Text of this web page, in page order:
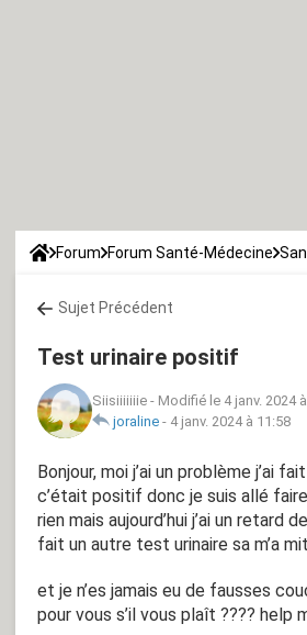
Forum Forum Santé-Médecine
Sujet Précédent
Test urinaire positif
Siisiiiiiiie - Modifié le 4 janv. 2024
joraline - 4 janv. 2024 à 11:58
Bonjour, moi j’ai un problème j’ai
c’était positif donc je suis allé
rien mais aujourd’hui j’ai un
fait un autre test urinaire sa m’a
et je n’es jamais eu de fausses
pour vous s’il vous plaît ???? help